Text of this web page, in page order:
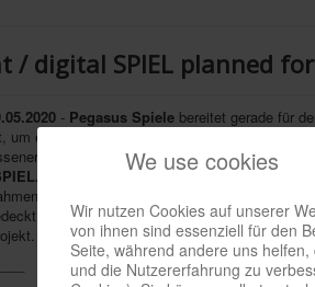
/ digital SPIEL planned
- Pegasus Spiele bereitet gerade für
um eine Spiele-Convention im Internet
: Nach der gestrigen Absage der
an, eineOnlineversion der Schau
sollen "Hunderte von Ausstellern" ihre
weitere Einzelheiten sollen aber folgen;
Die dazugehörige Website wirdhttp://
We use cookies
Wir nutzen Cookies auf unserer
von ihnen sind essenziell für den
Seite, während andere uns helfen,
und die Nutzererfahrung zu